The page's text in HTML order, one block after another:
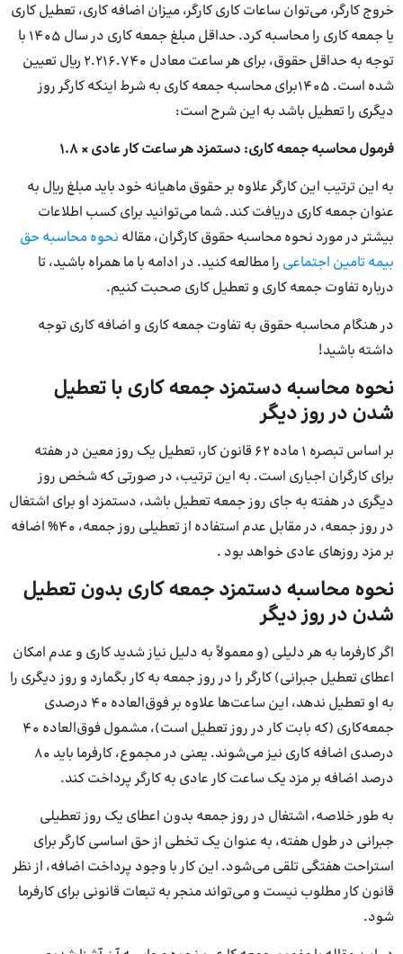
خروج کارگر، می‌توان ساعات کاری کارگر، میزان اضافه کاری، تعطیل کاری
یا جمعه کاری را محاسبه کرد. حداقل مبلغ جمعه کاری در سال ۱۴۰۵ با
توجه به حداقل حقوق، برای هر ساعت معادل ۲.۲۱۶.۷۴۰ ریال تعیین
شده است. 1405برای محاسبه جمعه کاری به شرط اینکه کارگر روز
دیگری را تعطیل باشد به این شرح است:
فرمول محاسبه جمعه کاری: دستمزد هر ساعت کار عادی × 1.8
به این ترتیب این کارگر علاوه بر حقوق ماهیانه خود باید مبلغ ریال به
عنوان جمعه کاری دریافت کند. شما می‌توانید برای کسب اطلاعات
بیشتر در مورد نحوه محاسبه حقوق کارگران، مقاله نحوه محاسبه حق
بیمه تامین اجتماعی را مطالعه کنید. در ادامه با ما همراه باشید، تا
درباره تفاوت جمعه کاری و تعطیل کاری صحبت کنیم.
در هنگام محاسبه حقوق به تفاوت جمعه کاری و اضافه کاری توجه
داشته باشید!
نحوه محاسبه دستمزد جمعه کاری با تعطیل
شدن در روز دیگر
بر اساس تبصره 1 ماده 62 قانون کار، تعطیل یک روز معین در هفته
برای کارگران اجباری است. به این ترتیب، در صورتی که شخص روز
دیگری در هفته به جای روز جمعه تعطیل باشد، دستمزد او برای اشتغال
در روز جمعه، در مقابل عدم استفاده از تعطیلی روز جمعه، 40% اضافه
بر مزد روزهای عادی خواهد بود .
نحوه محاسبه دستمزد جمعه کاری بدون تعطیل
شدن در روز دیگر
اگر کارفرما به هر دلیلی (و معمولاً به دلیل نیاز شدید کاری و عدم امکان
اعطای تعطیل جبرانی) کارگر را در روز جمعه به کار بگمارد و روز دیگری را
به او تعطیل ندهد، این ساعت‌ها علاوه بر فوق‌العاده ۴۰ درصدی
جمعه‌کاری (که بابت کار در روز تعطیل است)، مشمول فوق‌العاده ۴۰
درصدی اضافه کاری نیز می‌شوند. یعنی در مجموع، کارفرما باید ۸۰
درصد اضافه بر مزد یک ساعت کار عادی به کارگر پرداخت کند.
به طور خلاصه، اشتغال در روز جمعه بدون اعطای یک روز تعطیلی
جبرانی در طول هفته، به عنوان یک تخطی از حق اساسی کارگر برای
استراحت هفتگی تلقی می‌شود. این کار با وجود پرداخت اضافه، از نظر
قانون کار مطلوب نیست و می‌تواند منجر به تبعات قانونی برای کارفرما
شود.